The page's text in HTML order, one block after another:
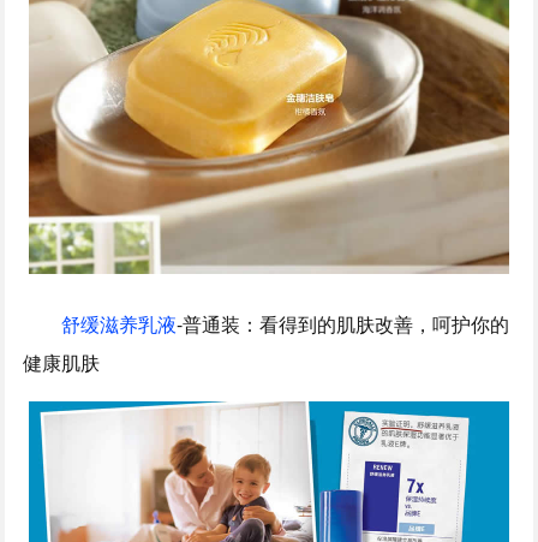
舒缓滋养乳液-普通装：看得到的肌肤改善，呵护你的
健康肌肤